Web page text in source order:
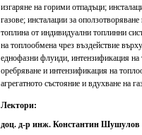
изгаряне на горими отпадъци;
газовe; инсталации за
топлина от индивидуални топлинни
на топлообмена чрез въздействие
еднофазни флуиди, интензификация на
оребряване и интензификация на
агрегатното състояние и вдухване на
Лектори:
доц. д-р инж. Константин Шушулов